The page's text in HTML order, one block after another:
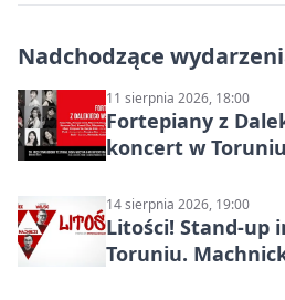
Nadchodzące
11 sierpnia 2026, 18:00
Fortepiany z
koncert w Toruniu
14 sierpnia 2026, 19:00
Litości! Stand-up
Toruniu.